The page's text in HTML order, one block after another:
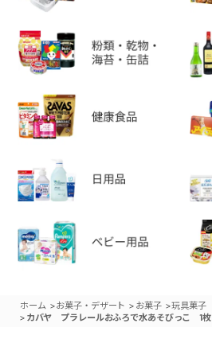
ホーム >お菓子・デザート > お菓子 >玩具菓子
> カバヤ プラレールおふろで水あそびっこ 1枚